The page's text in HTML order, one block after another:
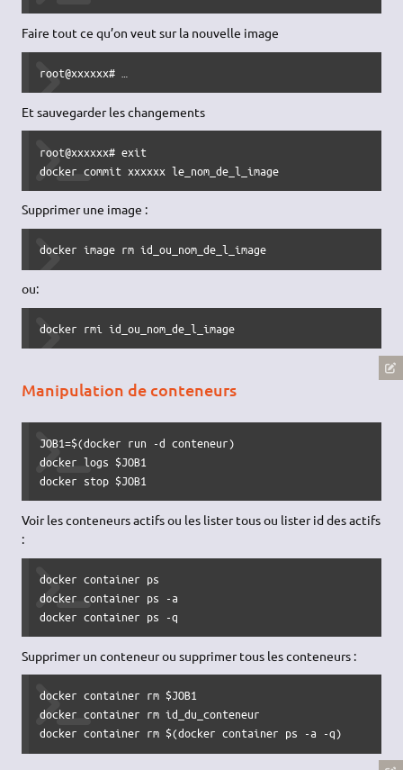
Faire tout ce qu’on veut sur la nouvelle image
root@xxxxxx# …
Et sauvegarder les changements
root@xxxxxx# exit
docker commit xxxxxx le_nom_de_l_image
Supprimer une image :
docker image rm id_ou_nom_de_l_image
ou:
docker rmi id_ou_nom_de_l_image
Manipulation de conteneurs
JOB1=$(docker run -d conteneur)
docker logs $JOB1
docker stop $JOB1
Voir les conteneurs actifs ou les lister tous ou lister id des actifs
:
docker container ps
docker container ps -a
docker container ps -q
Supprimer un conteneur ou supprimer tous les conteneurs :
docker container rm $JOB1
docker container rm id_du_conteneur
docker container rm $(docker container ps -a -q)